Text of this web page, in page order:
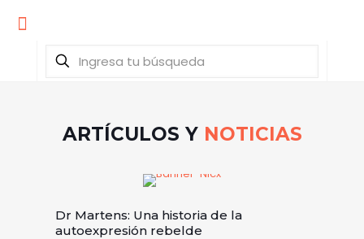
ARTÍCULOS Y NOTICIAS
Dr Martens: Una historia de la
autoexpresión rebelde